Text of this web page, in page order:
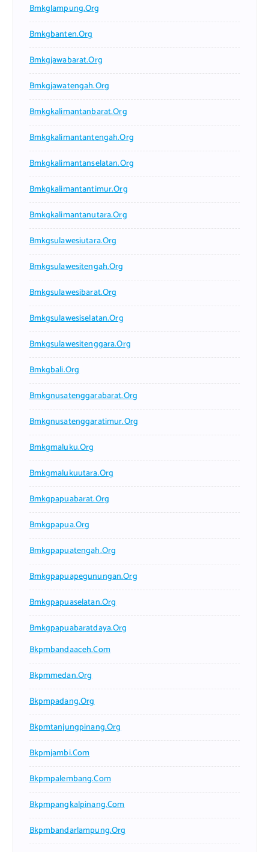
Bmkglampung.org
Bmkgbanten.org
Bmkgjawabarat.org
Bmkgjawatengah.org
Bmkgkalimantanbarat.org
Bmkgkalimantantengah.org
Bmkgkalimantanselatan.org
Bmkgkalimantantimur.org
Bmkgkalimantanutara.org
Bmkgsulawesiutara.org
Bmkgsulawesitengah.org
Bmkgsulawesibarat.org
Bmkgsulawesiselatan.org
Bmkgsulawesitenggara.org
Bmkgbali.org
Bmkgnusatenggarabarat.org
Bmkgnusatenggaratimur.org
Bmkgmaluku.org
Bmkgmalukuutara.org
Bmkgpapuabarat.org
Bmkgpapua.org
Bmkgpapuatengah.org
Bmkgpapuapegunungan.org
Bmkgpapuaselatan.org
Bmkgpapuabaratdaya.org
Bkpmbandaaceh.com
Bkpmmedan.org
Bkpmpadang.org
Bkpmtanjungpinang.org
Bkpmjambi.com
Bkpmpalembang.com
Bkpmpangkalpinang.com
Bkpmbandarlampung.org